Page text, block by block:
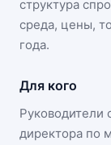
структура
среда, цены,
года.
Для кого
Руководители
директора по